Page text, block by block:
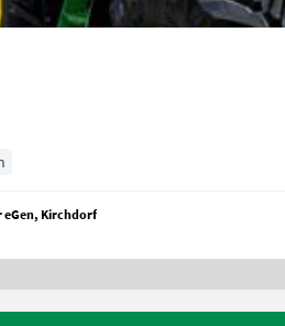
eGen, Kirchdorf